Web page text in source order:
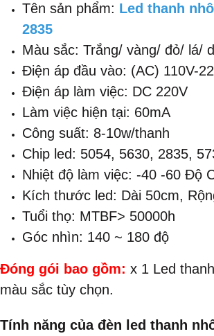
Tên sản phẩm: Led thanh
2835
Màu sắc: Trắng/ vàng/ đỏ/ lá/
Điện áp đầu vào: (AC) 110V-
Điện áp làm việc: DC 220V
Làm việc hiện tại: 60mA
Công suất: 8-10w/thanh
Chip led: 5054, 5630, 2835,
Nhiệt độ làm việc: -40 -60 Độ
Kích thước led: Dài 50cm,
Tuổi thọ: MTBF> 50000h
Góc nhìn: 140 ~ 180 độ
​Đóng gói bao gồm: x 1 Led
màu sắc tùy chọn.
​Tính năng của đèn led thanh